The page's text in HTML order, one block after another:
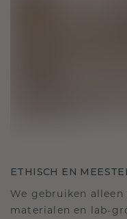
ETHISCH EN
We gebruiken
materialen en lab-